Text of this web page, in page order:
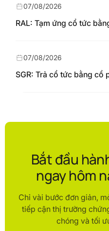
RAL: Tạm ứng cổ tức
07/08/2026
SGR: Trả cổ tức bằng cổ
07/08/2026
Bắt đầu
ngay hôm
Chỉ vài bước đơn giản,
tiếp cận thị trường
chóng và tối